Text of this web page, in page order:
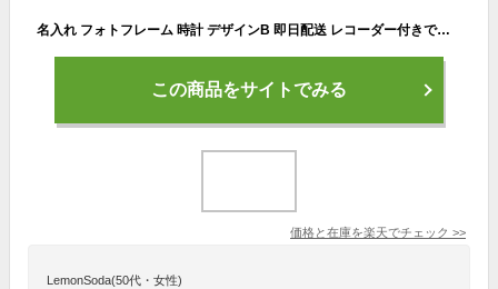
名入れ フォトフレーム 時計 デザインB 即日配送 レコーダー付きで音声もプレゼントOK 部活 卒業 引退 名前入り メッセージ刻印 御礼 記念品 創立記念品 周年記念 還暦祝い 周年 メッセージ 録音 プレゼント ギフト 贈り物 写真立て メッセージ 1個から名入れOK 大口対応OK
この商品をサイトでみる
価格と在庫を楽天でチェック >>
LemonSoda(50代・女性)